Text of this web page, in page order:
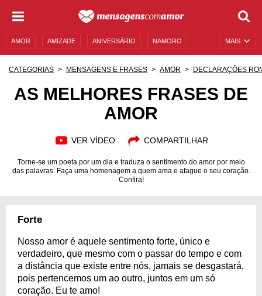
MAIS
AMOR AMIZADE ANIVERSÁRIO NAMORO
MENSAGENS DE ANIVERSÁRIO
CATEGORIAS MENSAGENS E FRASES AMOR DECLARAÇÕES
AS MELHORES FRASES DE
AMOR
VER VÍDEO COMPARTILHAR
Torne-se um poeta por um dia e traduza o sentimento do amor por meio
das palavras. Faça uma homenagem a quem ama e afague o seu coração.
Confira!
Forte
Nosso amor é aquele sentimento forte, único e
verdadeiro, que mesmo com o passar do tempo e com
a distância que existe entre nós, jamais se desgastará,
pois pertencemos um ao outro, juntos em um só
coração. Eu te amo!